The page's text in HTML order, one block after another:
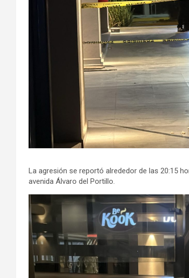
La agresión se reportó alrededor de las 20:15
avenida Álvaro del Portillo.